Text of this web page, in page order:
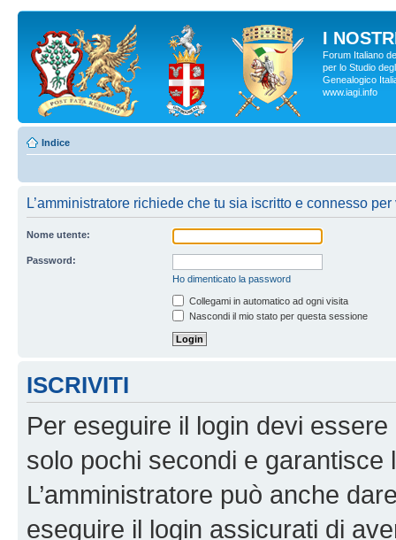
I
Forum Italiano
per lo Studio
Genealogico
www.iagi.info
Indice
L’amministratore richiede che tu sia iscritto e connesso
Nome utente:
Password:
Ho dimenticato la password
Collegami in automatico ad ogni visita
Nascondi il mio stato per questa sessione
ISCRIVITI
Per eseguire il login devi
solo pochi secondi e garantisce
L’amministratore può anche
eseguire il login assicurati di